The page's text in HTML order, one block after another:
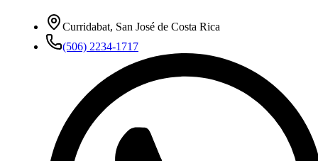
Curridabat, San José de Costa Rica
(506) 2234-1717